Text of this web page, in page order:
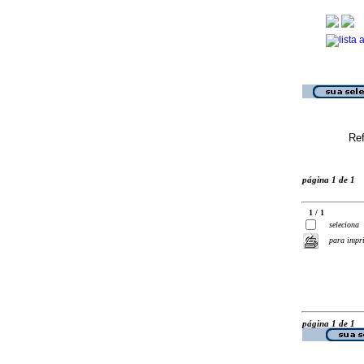
página 1 de 1
1 / 1
seleciona
para
página 1 de 1